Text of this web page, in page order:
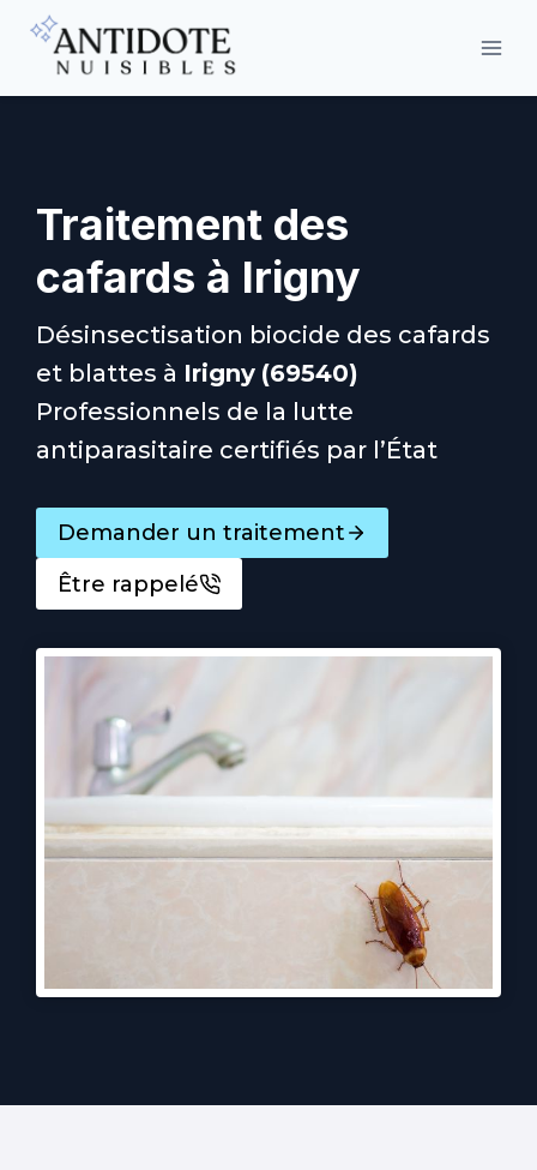
Aller
contenu
Traitement des
cafards à Irigny
Désinsectisation biocide des cafards
et blattes à Irigny (69540)
Professionnels de la lutte
antiparasitaire certifiés par l’État
Demander un traitement
Être rappelé